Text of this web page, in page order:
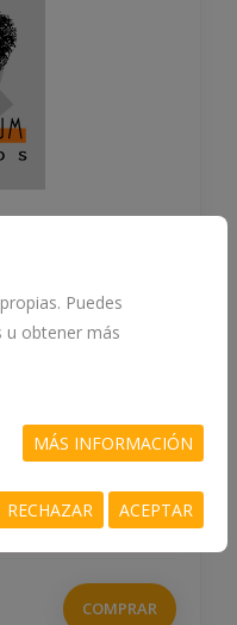
COMPRAR
Puedes
u obtener más
MÁS INFORMACIÓN
RECHAZAR ACEPTAR